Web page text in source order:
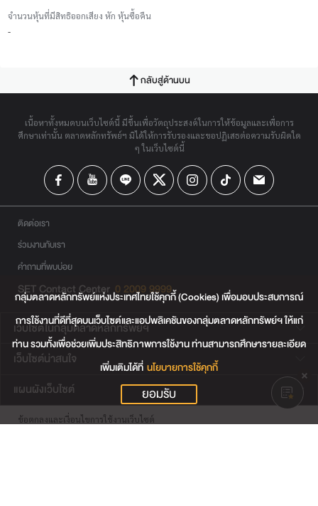
จำนวนหุ้นที่มีสิทธิออกเสียง หัก หุ้นซื้อคืน
-
กลับสู่ด้านบน
เนื้อหาทั้งหมดบนเว็บไซต์นี้ มีขึ้นเพื่อวัตถุประสงค์ในการให้ข้อมูลและเพื่อการ
ศึกษาเท่านั้น ตลาดหลักทรัพย์ฯ มิได้ให้การรับรองและขอปฏิเสธต่อความรับผิดใด
ๆ ในเว็บไซต์นี้
ติดต่อเรา
ร่วมงานกับเรา
คำถามที่พบบ่อย
SET Contact Center 0 2009 9999
เว็บไซต์ในกลุ่มตลาดหลักทรัพย์ฯ
เว็บไซต์น่าสนใจ
แผนผังเว็บไซต์
ข้อตกลงและเงื่อนไขการใช้งานเว็บไซต์
กลุ่มตลาดหลักทรัพย์แห่งประเทศไทยใช้คุกกี้ (Cookies) เพื่อมอบประสบการณ์
การใช้งานที่ดีที่สุดบนเว็บไซต์และแอปพลิเคชันของกลุ่มตลาดหลักทรัพย์ฯ ให้แก่
ท่าน รวมทั้งเพื่อช่วยเพิ่มประสิทธิภาพการใช้งาน ท่านสามารถศึกษารายละเอียด
เพิ่มเติมได้ที่ นโยบายการใช้คุกกี้
ยอมรับ